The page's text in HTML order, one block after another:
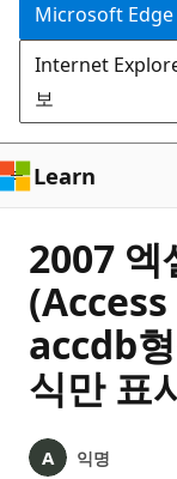
너
뛰
기
Microsoft Edge
Internet
보
Learn
2007 엑
accdb
식만 표
익명